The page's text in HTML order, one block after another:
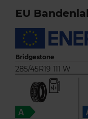
EU
Bridgestone
285/45R19 111 W